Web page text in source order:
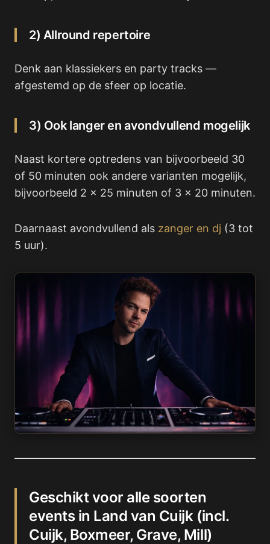
2) Allround repertoire
Denk aan klassiekers en party tracks —
afgestemd op de sfeer op locatie.
3) Ook langer en avondvullend mogelijk
Naast kortere optredens van bijvoorbeeld 30
of 50 minuten ook andere varianten mogelijk,
bijvoorbeeld 2 x 25 minuten of 3 x 20 minuten.
Daarnaast avondvullend als zanger en dj (3 tot
5 uur).
Geschikt voor alle soorten
events in Land van Cuijk (incl.
Cuijk, Boxmeer, Grave, Mill)